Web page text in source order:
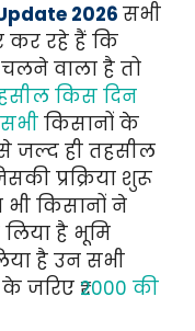
2026 सभी
कर रहे हैं कि
वाला है तो
किस दिन
किसानों के
जल्द ही तहसील
प्रक्रिया शुरू
किसानों ने
है भूमि
है उन सभी
जरिए ₹ 2000 की